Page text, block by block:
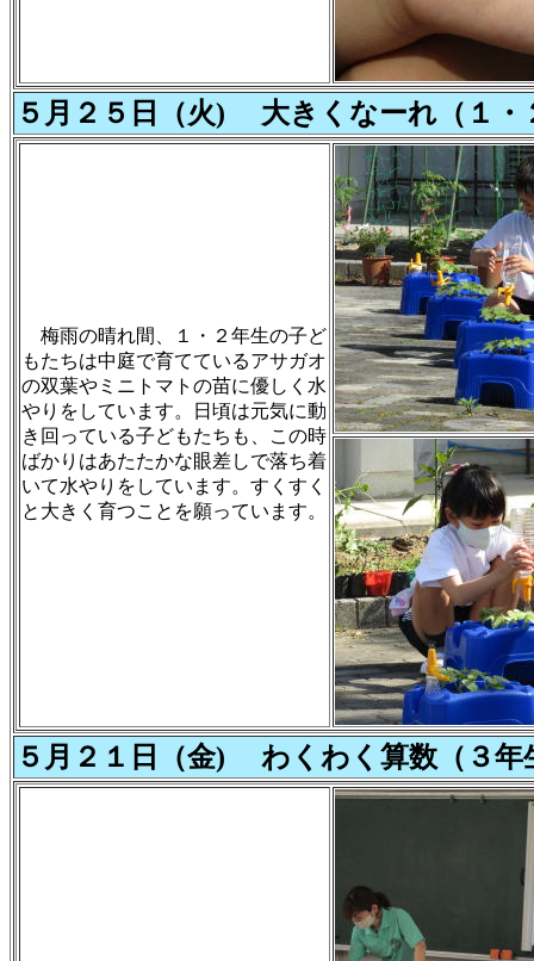
５月２５日（火) 大きくなーれ（１・
梅雨の晴れ間、１・２年生の子ど
もたちは中庭で育てているアサガオ
の双葉やミニトマトの苗に優しく水
やりをしています。日頃は元気に動
き回っている子どもたちも、この時
ばかりはあたたかな眼差しで落ち着
いて水やりをしています。すくすく
と大きく育つことを願っています。
５月２１日（金) わくわく算数（３年